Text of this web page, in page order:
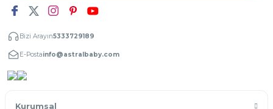
Bizi Arayın5333729189
E-Postainfo@astralbaby.com
Kurumsal